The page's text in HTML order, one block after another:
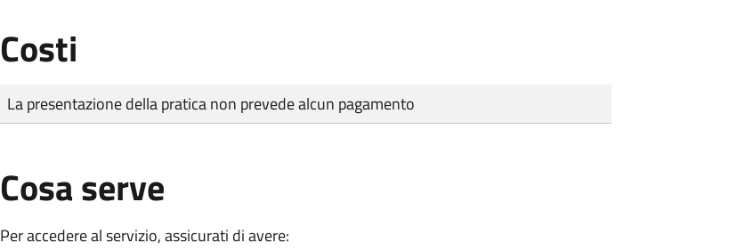
Costi
Tipo di pagamento
Importo
La presentazione della pratica non prevede alcun pagamento
Cosa serve
Per accedere al servizio, assicurati di avere: